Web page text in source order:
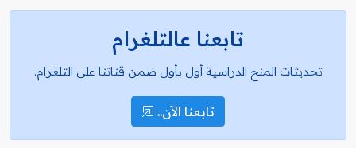
تابعنا عالتلغرام
تحديثات المنح الدراسية أول بأول ضمن قناتنا على التلغرام.
تابعنا الآن..